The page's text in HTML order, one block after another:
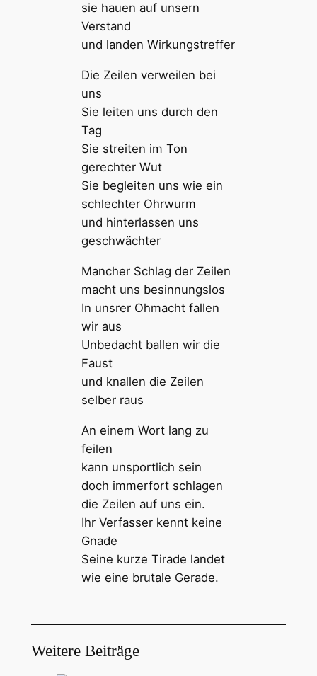
sie hauen auf unsern
Verstand
und landen Wirkungstreffer
Die Zeilen verweilen bei
uns
Sie leiten uns durch den
Tag
Sie streiten im Ton
gerechter Wut
Sie begleiten uns wie ein
schlechter Ohrwurm
und hinterlassen uns
geschwächter
Mancher Schlag der Zeilen
macht uns besinnungslos
In unsrer Ohmacht fallen
wir aus
Unbedacht ballen wir die
Faust
und knallen die Zeilen
selber raus
An einem Wort lang zu
feilen
kann unsportlich sein
doch immerfort schlagen
die Zeilen auf uns ein.
Ihr Verfasser kennt keine
Gnade
Seine kurze Tirade landet
wie eine brutale Gerade.
Weitere Beiträge